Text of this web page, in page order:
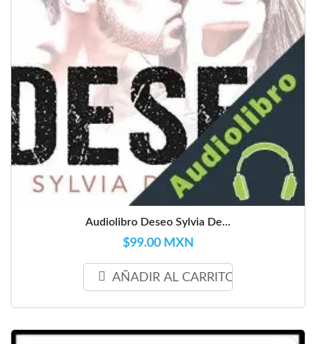
Audiolibro Deseo Sylvia De...
$99.00 MXN
AÑADIR AL CARRITO